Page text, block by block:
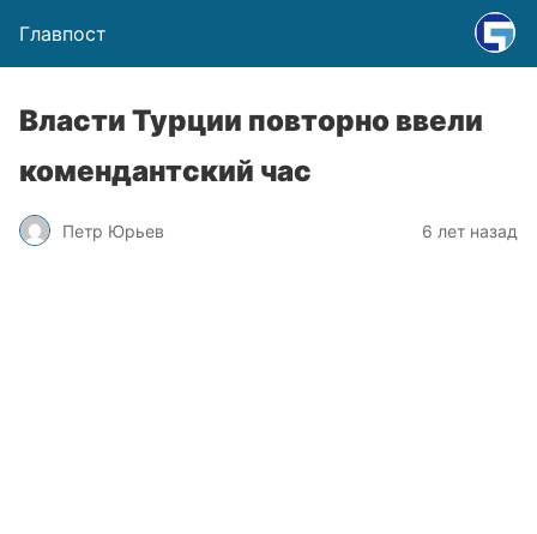
Главпост
Власти Турции повторно ввели
комендантский час
Петр Юрьев 6 лет назад